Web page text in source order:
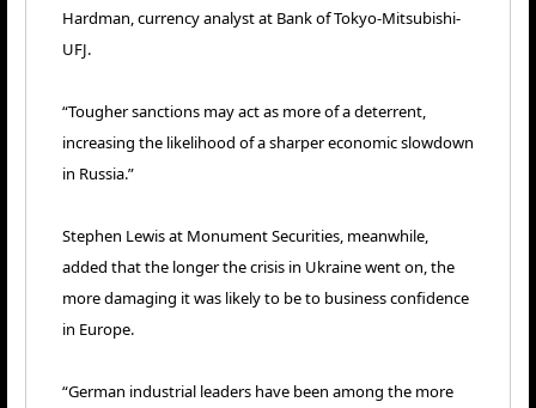
Hardman, currency analyst at Bank of Tokyo-Mitsubishi-
UFJ.
“Tougher sanctions may act as more of a deterrent,
increasing the likelihood of a sharper economic slowdown
in Russia.”
Stephen Lewis at Monument Securities, meanwhile,
added that the longer the crisis in Ukraine went on, the
more damaging it was likely to be to business confidence
in Europe.
“German industrial leaders have been among the more